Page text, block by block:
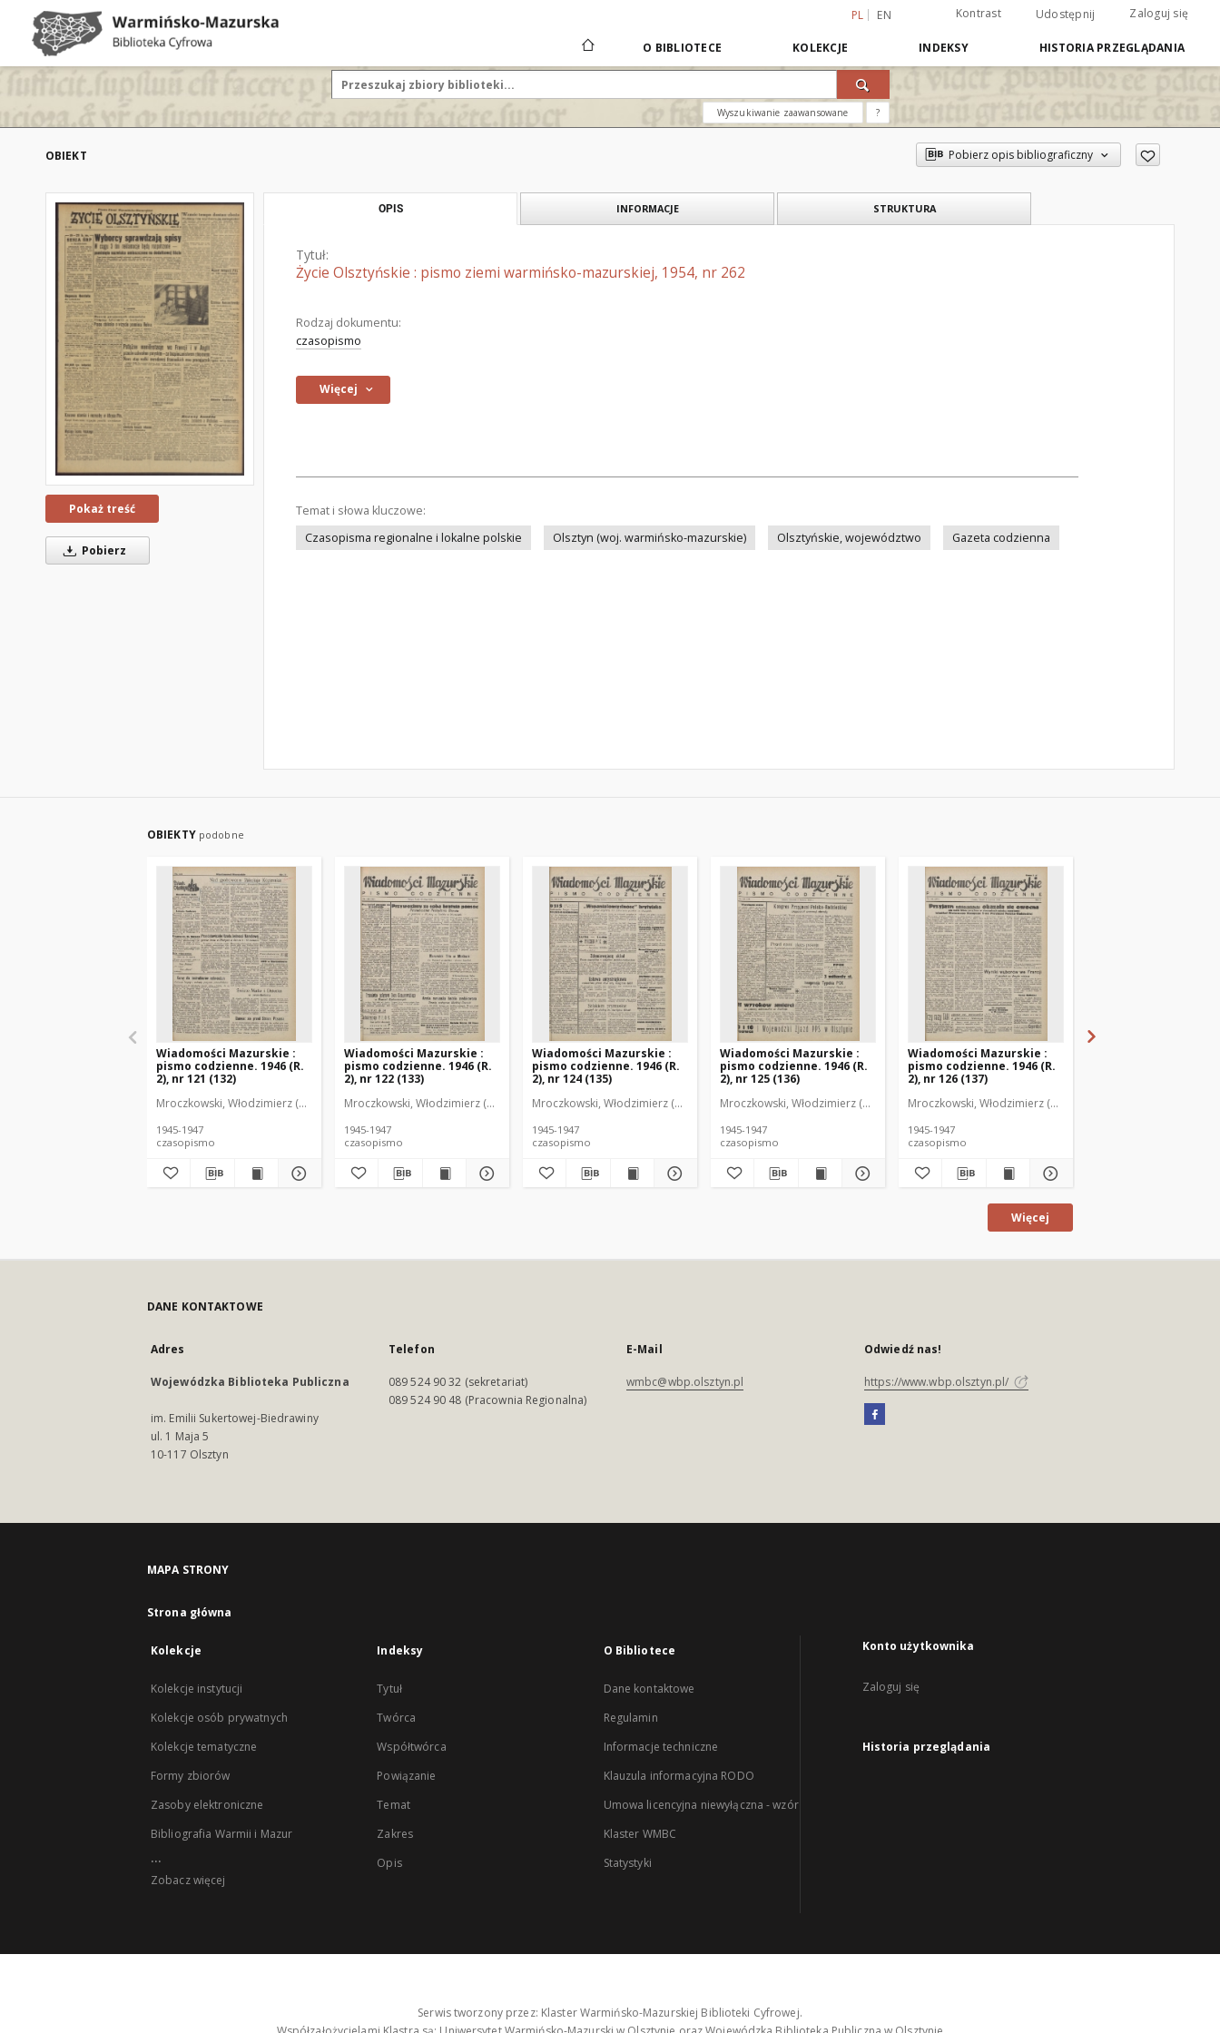
PL EN Kontrast Udostępnij Zaloguj się
O BIBLIOTECE KOLEKCJE INDEKSY HISTORIA PRZEGLĄDANIA
Wyszukiwanie zaawansowane ?
OBIEKT Pobierz opis bibliograficzny
Pokaż treść
Pobierz
OPIS INFORMACJE STRUKTURA
Tytuł:
Życie Olsztyńskie : pismo ziemi warmińsko-mazurskiej, 1954, nr 262
Rodzaj dokumentu:
czasopismo
Więcej
Temat i słowa kluczowe:
Czasopisma regionalne i lokalne polskie
Olsztyn (woj. warmińsko-mazurskie) Olsztyńskie, województwo Gazeta codzienna
OBIEKTY podobne
Wiadomości Mazurskie :
pismo codzienne. 1946 (R.
2), nr 121 (132)
Mroczkowski, Włodzimierz (1902-1971). Redaktor
1945-1947
czasopismo
Wiadomości Mazurskie :
pismo codzienne. 1946 (R.
2), nr 122 (133)
Mroczkowski, Włodzimierz (1902-1971). Redaktor
1945-1947
czasopismo
Wiadomości Mazurskie :
pismo codzienne. 1946 (R.
2), nr 124 (135)
Mroczkowski, Włodzimierz (1902-1971). Redaktor
1945-1947
czasopismo
Wiadomości Mazurskie :
pismo codzienne. 1946 (R.
2), nr 125 (136)
Mroczkowski, Włodzimierz (1902-1971). Redaktor
1945-1947
czasopismo
Wiadomości Mazurskie :
pismo codzienne. 1946 (R.
2), nr 126 (137)
Mroczkowski, Włodzimierz (1902-1971). Redaktor
1945-1947
czasopismo
Więcej
DANE KONTAKTOWE
Adres
Wojewódzka Biblioteka Publiczna
im. Emilii Sukertowej-Biedrawiny
ul. 1 Maja 5
10-117 Olsztyn
Telefon
089 524 90 32 (sekretariat)
089 524 90 48 (Pracownia Regionalna)
E-Mail
wmbc@wbp.olsztyn.pl
Odwiedź nas!
https://www.wbp.olsztyn.pl/
MAPA STRONY
Strona główna
Kolekcje
Kolekcje instytucji
Kolekcje osób prywatnych
Kolekcje tematyczne
Formy zbiorów
Zasoby elektroniczne
Bibliografia Warmii i Mazur
...
Zobacz więcej
Indeksy
Tytuł
Twórca
Współtwórca
Powiązanie
Temat
Zakres
Opis
O Bibliotece
Dane kontaktowe
Regulamin
Informacje techniczne
Klauzula informacyjna RODO
Umowa licencyjna niewyłączna - wzór
Klaster WMBC
Statystyki
Konto użytkownika
Zaloguj się
Historia przeglądania
Serwis tworzony przez: Klaster Warmińsko-Mazurskiej Biblioteki Cyfrowej.